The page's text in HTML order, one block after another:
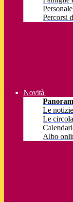
Percorsi
Novità
Le notizie
Le
Albo